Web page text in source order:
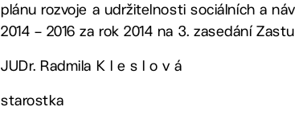
plánu rozvoje a udržitelnosti sociálních a
2014 – 2016 za rok 2014 na 3. zasedání
JUDr. Radmila K l e s l o v á
starostka